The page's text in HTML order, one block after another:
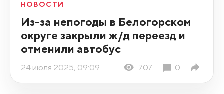
НОВОСТИ
Из-за непогоды в Белогорском
округе закрыли ж/д переезд и
отменили автобус
24 июля 2025, 09:09 707 0